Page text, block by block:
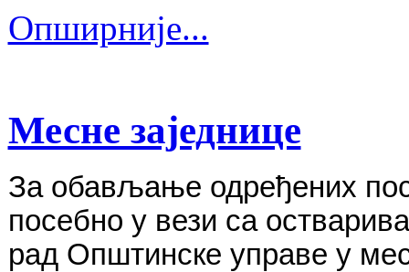
Опширније...
Месне заједнице
За обављање одређених
посебно у вези са
рад Општинске управе у